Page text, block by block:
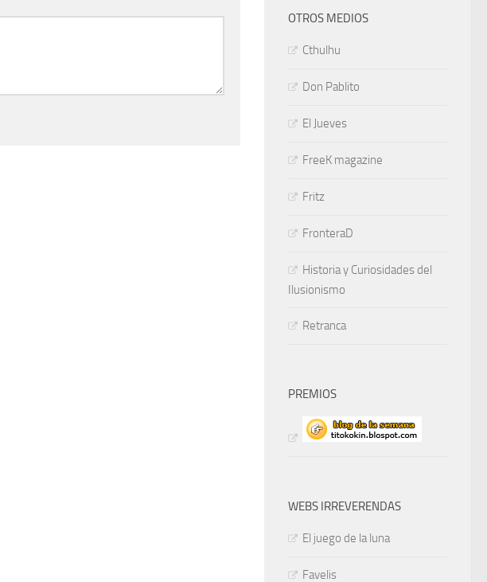
OTROS MEDIOS
Cthulhu
Don Pablito
El Jueves
FreeK magazine
Fritz
FronteraD
Historia y Curiosidades del
Ilusionismo
Retranca
PREMIOS
WEBS IRREVERENDAS
El juego de la luna
Favelis